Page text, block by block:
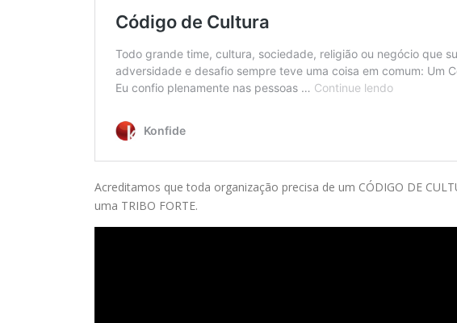
Acreditamos que toda organização precisa de um CÓDIGO DE
uma TRIBO FORTE.